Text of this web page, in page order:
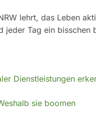
lehrt, das Leben
jeder Tag ein bisschen
Dienstleistungen
sie boomen